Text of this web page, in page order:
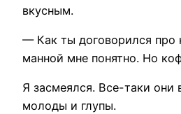
вкусным.
— Как ты договорился про
манной мне понятно. Но
Я засмеялся. Все-таки они
молоды и глупы.